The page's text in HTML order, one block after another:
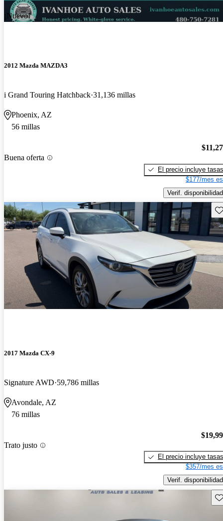
¡Nuevo!
2012 Mazda MAZDA3
i Grand Touring Hatchback 31,136 millas
Phoenix, AZ
56 millas
Buena oferta
El precio incluye tasas
$177/mes
Verif. disponibilidad
2017 Mazda CX-9
Signature AWD 59,786 millas
Avondale, AZ
76 millas
Trato justo
El precio incluye tasas
$357/mes
Verif. disponibilidad